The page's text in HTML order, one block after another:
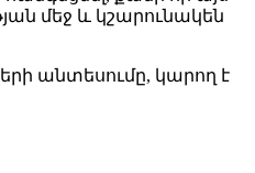
մեջ և կշարունակեն
անտեսումը, կարող է